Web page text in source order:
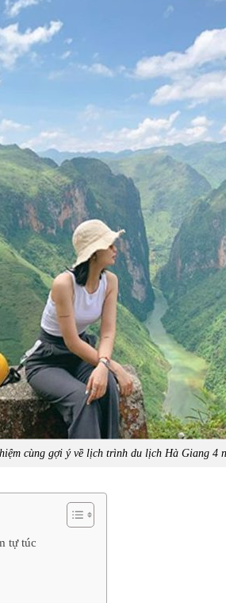
cùng gợi ý về lịch trình du lịch Hà Giang 4
tự túc